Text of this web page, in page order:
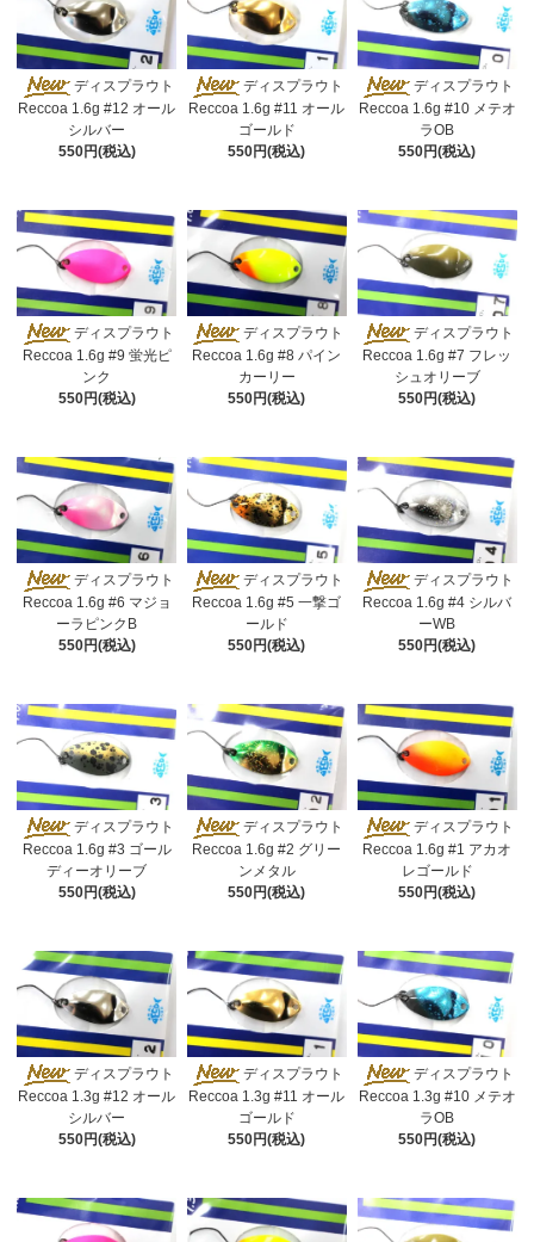
ディスプラウト
Reccoa 1.6g #12 オール
シルバー
550円(税込)
ディスプラウト
Reccoa 1.6g #11 オール
ゴールド
550円(税込)
ディスプラウト
Reccoa 1.6g #10 メテオ
ラOB
550円(税込)
ディスプラウト
Reccoa 1.6g #9 蛍光ピ
ンク
550円(税込)
ディスプラウト
Reccoa 1.6g #8 パイン
カーリー
550円(税込)
ディスプラウト
Reccoa 1.6g #7 フレッ
シュオリーブ
550円(税込)
ディスプラウト
Reccoa 1.6g #6 マジョ
ーラピンクB
550円(税込)
ディスプラウト
Reccoa 1.6g #5 一撃ゴ
ールド
550円(税込)
ディスプラウト
Reccoa 1.6g #4 シルバ
ーWB
550円(税込)
ディスプラウト
Reccoa 1.6g #3 ゴール
ディーオリーブ
550円(税込)
ディスプラウト
Reccoa 1.6g #2 グリー
ンメタル
550円(税込)
ディスプラウト
Reccoa 1.6g #1 アカオ
レゴールド
550円(税込)
ディスプラウト
Reccoa 1.3g #12 オール
シルバー
550円(税込)
ディスプラウト
Reccoa 1.3g #11 オール
ゴールド
550円(税込)
ディスプラウト
Reccoa 1.3g #10 メテオ
ラOB
550円(税込)